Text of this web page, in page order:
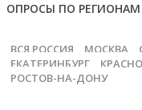
ОПРОСЫ ПО РЕГИОНАМ
ВСЯ РОССИЯ МОСКВА
ЕКАТЕРИНБУРГ
РОСТОВ-НА-ДОНУ